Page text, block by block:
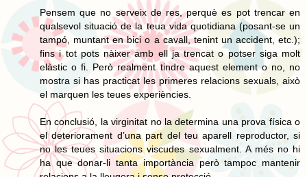
Pensem que no serveix de res, perquè es pot trencar en
qualsevol situació de la teua vida quotidiana (posant-se un
tampó, muntant en bici o a cavall, tenint un accident, etc.);
fins i tot pots nàixer amb ell ja trencat o potser siga molt
elàstic o fi. Però realment tindre aquest element o no, no
mostra si has practicat les primeres relacions sexuals, això
el marquen les teues experiències.
En conclusió, la virginitat no la determina una prova física o
el deteriorament d’una part del teu aparell reproductor, si
no les teues situacions viscudes sexualment. A més no hi
ha que donar-li tanta importància però tampoc mantenir